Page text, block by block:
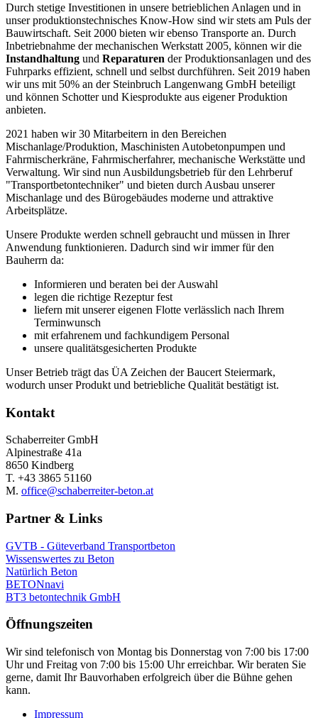
Durch stetige Investitionen in unsere betrieblichen Anlagen und in
unser produktionstechnisches Know-How sind wir stets am Puls der
Bauwirtschaft. Seit 2000 bieten wir ebenso Transporte an. Durch
Inbetriebnahme der mechanischen Werkstatt 2005, können wir die
Instandhaltung und Reparaturen der Produktionsanlagen und des
Fuhrparks effizient, schnell und selbst durchführen. Seit 2019 haben
wir uns mit 50% an der Steinbruch Langenwang GmbH beteiligt
und können Schotter und Kiesprodukte aus eigener Produktion
anbieten.
2021 haben wir 30 Mitarbeitern in den Bereichen
Mischanlage/Produktion, Maschinisten Autobetonpumpen und
Fahrmischerkräne, Fahrmischerfahrer, mechanische Werkstätte und
Verwaltung. Wir sind nun Ausbildungsbetrieb für den Lehrberuf
"Transportbetontechniker" und bieten durch Ausbau unserer
Mischanlage und des Bürogebäudes moderne und attraktive
Arbeitsplätze.
Unsere Produkte werden schnell gebraucht und müssen in Ihrer
Anwendung funktionieren. Dadurch sind wir immer für den
Bauherrn da:
Informieren und beraten bei der Auswahl
legen die richtige Rezeptur fest
liefern mit unserer eigenen Flotte verlässlich nach Ihrem
Terminwunsch
mit erfahrenem und fachkundigem Personal
unsere qualitätsgesicherten Produkte
Unser Betrieb trägt das ÜA Zeichen der Baucert Steiermark,
wodurch unser Produkt und betriebliche Qualität bestätigt ist.
Kontakt
Schaberreiter GmbH
Alpinestraße 41a
8650 Kindberg
T. +43 3865 51160
M. office@schaberreiter-beton.at
Partner & Links
GVTB - Güteverband Transportbeton
Wissenswertes zu Beton
Natürlich Beton
BETONnavi
BT3 betontechnik GmbH
Öffnungszeiten
Wir sind telefonisch von Montag bis Donnerstag von 7:00 bis 17:00
Uhr und Freitag von 7:00 bis 15:00 Uhr erreichbar. Wir beraten Sie
gerne, damit Ihr Bauvorhaben erfolgreich über die Bühne gehen
kann.
Impressum